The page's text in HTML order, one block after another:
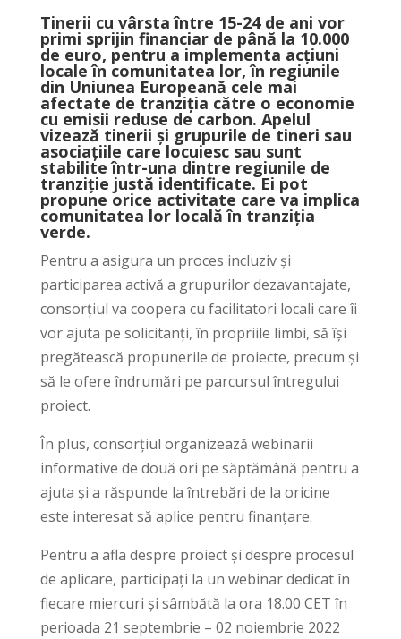
Tinerii cu vârsta între 15-24 de ani vor
primi sprijin financiar de până la 10.000
de euro, pentru a implementa acțiuni
locale în comunitatea lor, în regiunile
din Uniunea Europeană cele mai
afectate de tranziția către o economie
cu emisii reduse de carbon. Apelul
vizează tinerii și grupurile de tineri sau
asociațiile care locuiesc sau sunt
stabilite într-una dintre regiunile de
tranziție justă identificate. Ei pot
propune orice activitate care va implica
comunitatea lor locală în tranziția
verde.
Pentru a asigura un proces incluziv și
participarea activă a grupurilor dezavantajate,
consorțiul va coopera cu facilitatori locali care îi
vor ajuta pe solicitanți, în propriile limbi, să își
pregătească propunerile de proiecte, precum și
să le ofere îndrumări pe parcursul întregului
proiect.
În plus, consorțiul organizează webinarii
informative de două ori pe săptămână pentru a
ajuta și a răspunde la întrebări de la oricine
este interesat să aplice pentru finanțare.
Pentru a afla despre proiect și despre procesul
de aplicare, participați la un webinar dedicat în
fiecare miercuri și sâmbătă la ora 18.00 CET în
perioada 21 septembrie – 02 noiembrie 2022